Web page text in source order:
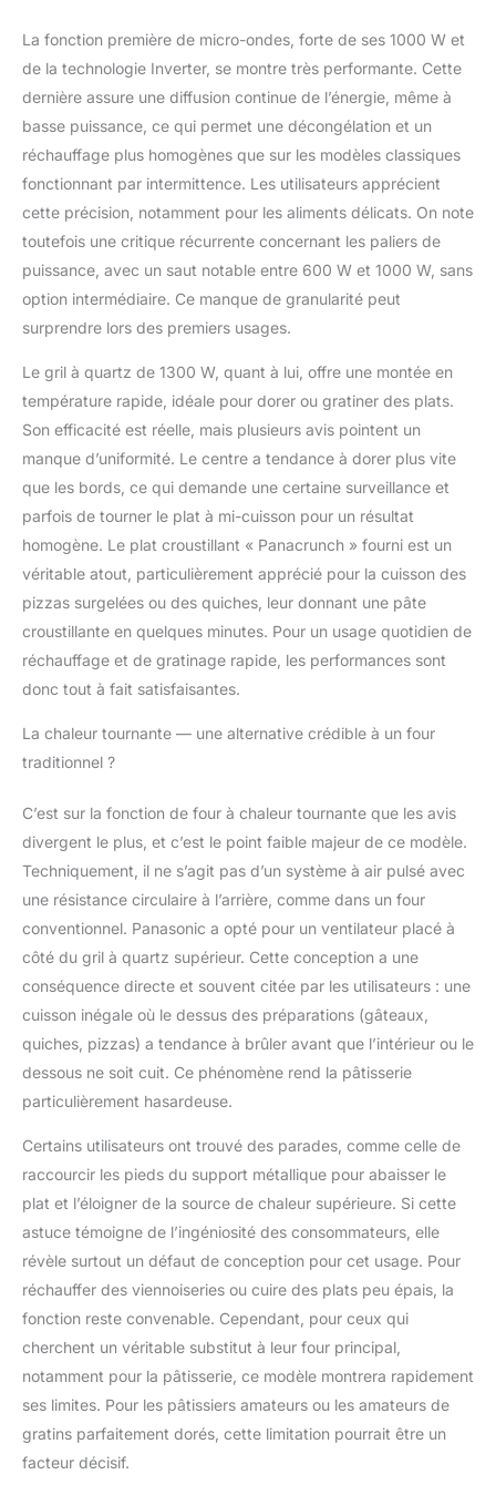
percent d’électricité en
compense l’absence de
résistance de sole et
permet de cuire les
pâtes par le dessous.
donc de réduire les
temps de cuisson.
Vous pouvez
réchauffer ou cuire une
pizza en à peine 15
minutes et sans
préchauffage. Depuis
pionnier de la
technologie Inverter.
Grace à nos 30 ans
d'expertise, nous vous
meilleure qualité de
four à micro-ondes
possible.
La fonction première de micro-ondes, forte de ses 1000 W et
de la technologie Inverter, se montre très performante. Cette
dernière assure une diffusion continue de l’énergie, même à
basse puissance, ce qui permet une décongélation et un
réchauffage plus homogènes que sur les modèles classiques
fonctionnant par intermittence. Les utilisateurs apprécient
cette précision, notamment pour les aliments délicats. On note
toutefois une critique récurrente concernant les paliers de
puissance, avec un saut notable entre 600 W et 1000 W, sans
option intermédiaire. Ce manque de granularité peut
surprendre lors des premiers usages.
Le gril à quartz de 1300 W, quant à lui, offre une montée en
température rapide, idéale pour dorer ou gratiner des plats.
Son efficacité est réelle, mais plusieurs avis pointent un
manque d’uniformité. Le centre a tendance à dorer plus vite
que les bords, ce qui demande une certaine surveillance et
parfois de tourner le plat à mi-cuisson pour un résultat
homogène. Le plat croustillant « Panacrunch » fourni est un
véritable atout, particulièrement apprécié pour la cuisson des
pizzas surgelées ou des quiches, leur donnant une pâte
croustillante en quelques minutes. Pour un usage quotidien de
réchauffage et de gratinage rapide, les performances sont
donc tout à fait satisfaisantes.
La chaleur tournante — une alternative crédible à un four
traditionnel ?
C’est sur la fonction de four à chaleur tournante que les avis
divergent le plus, et c’est le point faible majeur de ce modèle.
Techniquement, il ne s’agit pas d’un système à air pulsé avec
une résistance circulaire à l’arrière, comme dans un four
conventionnel. Panasonic a opté pour un ventilateur placé à
côté du gril à quartz supérieur. Cette conception a une
conséquence directe et souvent citée par les utilisateurs : une
cuisson inégale où le dessus des préparations (gâteaux,
quiches, pizzas) a tendance à brûler avant que l’intérieur ou le
dessous ne soit cuit. Ce phénomène rend la pâtisserie
particulièrement hasardeuse.
Certains utilisateurs ont trouvé des parades, comme celle de
raccourcir les pieds du support métallique pour abaisser le
plat et l’éloigner de la source de chaleur supérieure. Si cette
astuce témoigne de l’ingéniosité des consommateurs, elle
révèle surtout un défaut de conception pour cet usage. Pour
réchauffer des viennoiseries ou cuire des plats peu épais, la
fonction reste convenable. Cependant, pour ceux qui
cherchent un véritable substitut à leur four principal,
notamment pour la pâtisserie, ce modèle montrera rapidement
ses limites. Pour les pâtissiers amateurs ou les amateurs de
gratins parfaitement dorés, cette limitation pourrait être un
facteur décisif.